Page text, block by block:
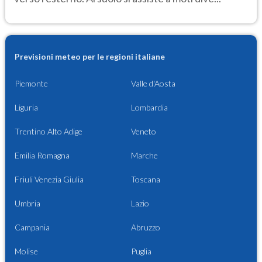
Previsioni meteo per le regioni italiane
Piemonte Valle d'Aosta
Liguria Lombardia
Trentino Alto Adige Veneto
Emilia Romagna Marche
Friuli Venezia Giulia Toscana
Umbria Lazio
Campania Abruzzo
Molise Puglia